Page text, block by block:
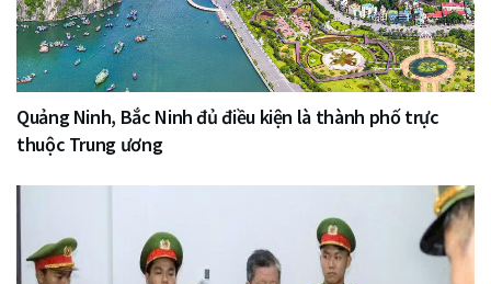
Quảng Ninh, Bắc Ninh đủ điều kiện là thành phố trực
thuộc Trung ương